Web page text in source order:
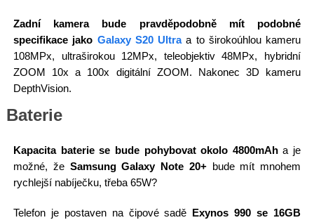
Zadní kamera bude pravděpodobně mít podobné
specifikace jako Galaxy S20 Ultraa to širokoúhlou kameru
108MPx, ultraširokou 12MPx, teleobjektiv 48MPx, hybridní
ZOOM 10x a 100x digitální ZOOM. Nakonec 3D kameru
DepthVision.
Baterie
Kapacita baterie se bude pohybovat okolo 4800mAha je
možné, že Samsung Galaxy Note 20+bude mít mnohem
rychlejší nabíječku, třeba 65W?
Telefon je postaven na čipové sadě Exynos 990 se 16GB